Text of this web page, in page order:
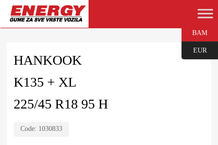
HANKOOK
K135 + XL
225/45 R18 95 H
Code: 1030833
BAM
EUR